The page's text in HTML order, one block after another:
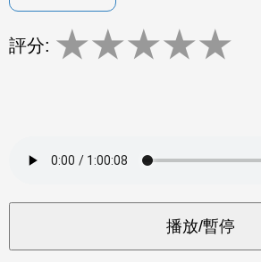
評分: ★★★★★